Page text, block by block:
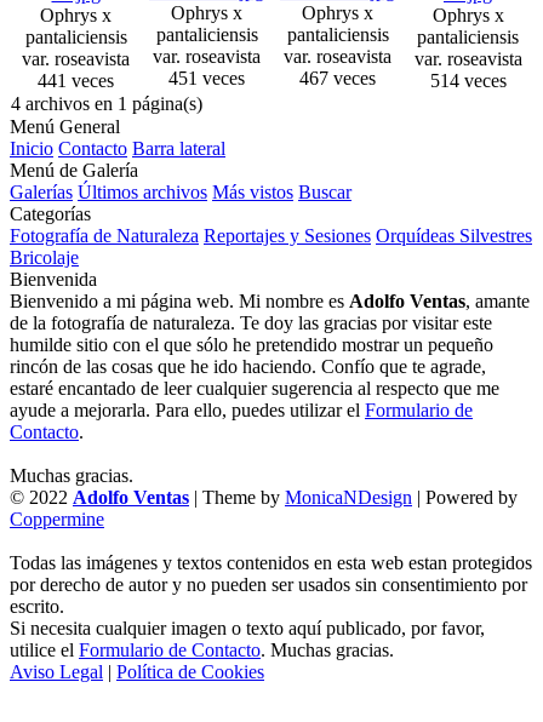
Ophrys x
pantaliciensis
var. roseavista
441 veces
Ophrys x
pantaliciensis
var. roseavista
451 veces
Ophrys x
pantaliciensis
var. roseavista
467 veces
Ophrys x
pantaliciensis
var. roseavista
514 veces
4 archivos en 1 página(s)
Menú General
Inicio Contacto Barra lateral
Menú de Galería
Galerías Últimos archivos Más vistos Buscar
Categorías
Fotografía de Naturaleza Reportajes y Sesiones Orquídeas Silvestres
Bricolaje
Bienvenida
Bienvenido a mi página web. Mi nombre es Adolfo Ventas, amante
de la fotografía de naturaleza. Te doy las gracias por visitar este
humilde sitio con el que sólo he pretendido mostrar un pequeño
rincón de las cosas que he ido haciendo. Confío que te agrade,
estaré encantado de leer cualquier sugerencia al respecto que me
ayude a mejorarla. Para ello, puedes utilizar el Formulario de
Contacto.
Muchas gracias.
© 2022 Adolfo Ventas | Theme by MonicaNDesign | Powered by
Coppermine
Todas las imágenes y textos contenidos en esta web estan protegidos
por derecho de autor y no pueden ser usados sin consentimiento por
escrito.
Si necesita cualquier imagen o texto aquí publicado, por favor,
utilice el Formulario de Contacto. Muchas gracias.
Aviso Legal | Política de Cookies